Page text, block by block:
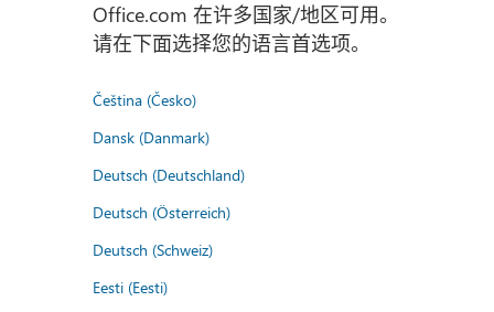
Office.com 在许多国家/地区可用。
请在下面选择您的语言首选项。
Čeština (Česko)
Dansk (Danmark)
Deutsch (Deutschland)
Deutsch (Österreich)
Deutsch (Schweiz)
Eesti (Eesti)